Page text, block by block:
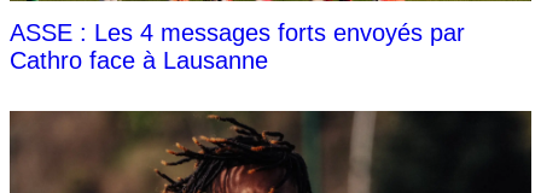
ASSE : Les 4 messages forts envoyés par
Cathro face à Lausanne